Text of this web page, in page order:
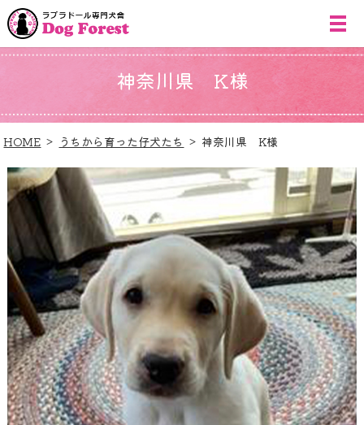
神奈川県 K様
HOME うちから育った仔犬たち 神奈川県 K様